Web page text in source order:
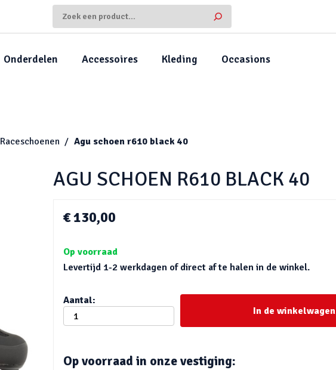
Onderdelen Accessoires Kleding Occasions
Raceschoenen Agu schoen r610 black 40
AGU SCHOEN R610 BLACK 40
€ 130,00
Op voorraad
Levertijd 1-2 werkdagen of direct af te halen in de winkel.
Aantal:
In de winkelwagen
Op voorraad in onze vestiging: